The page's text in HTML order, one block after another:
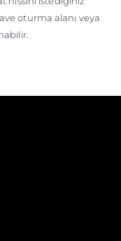
oturma alanı veya